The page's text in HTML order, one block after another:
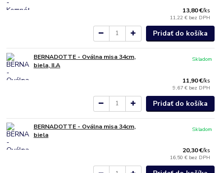
13,80 €/ks
11,22 € bez DPH
Pridať do košíka
BERNADOTTE - Oválna misa 34cm,
biela, II.A
11,90 €/ks
9,67 € bez DPH
Skladom
Pridať do košíka
BERNADOTTE - Oválna misa 34cm,
biela
20,30 €/ks
16,50 € bez DPH
Skladom